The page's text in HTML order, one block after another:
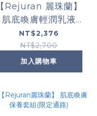
【Rejuran 麗珠蘭】
肌底喚膚輕潤乳液
40ml (限定通路)
NT$2,376
NT$2,700
加入購物車